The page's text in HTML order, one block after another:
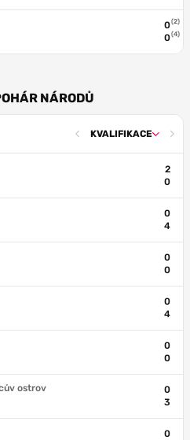
0(2)
0(4)
NÁRODŮ
KVALIFIKACE
2
0
0
4
0
0
0
4
0
0
ostrov
0
3
0